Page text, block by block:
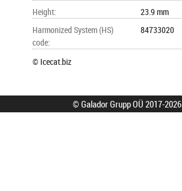
Height:
23.9 mm
Harmonized System (HS)
code:
84733020
© Icecat.biz
© Galador Grupp OÜ 2017-2026